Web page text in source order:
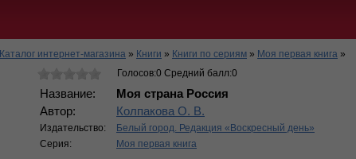
Каталог интернет-магазина » Книги » Книги по сериям » Моя первая книга »
Голосов:0 Средний балл:0
Название:
Моя страна Россия
Автор:
Колпакова О. В.
Издательство:
Белый город. Редакция «Воскресный день»
Серия:
Моя первая книга